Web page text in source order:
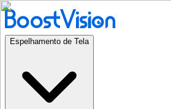
Espelhamento de Tela